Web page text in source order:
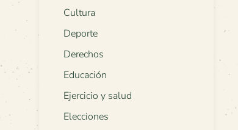
Cultura
Deporte
Derechos
Educación
Ejercicio y salud
Elecciones